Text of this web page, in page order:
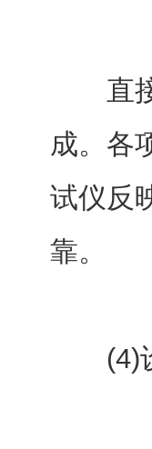
直接
成。各
试仪反
靠。
(4)设